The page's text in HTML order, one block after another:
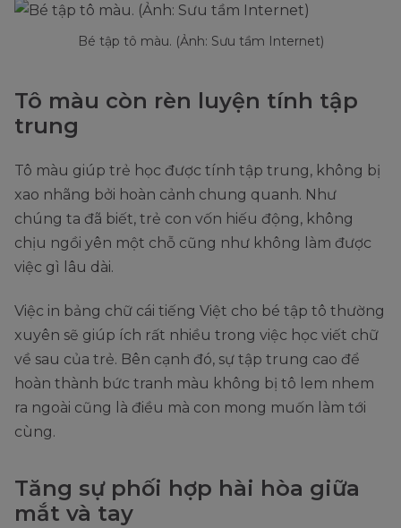
Bé tập tô màu. (Ảnh: Sưu tầm Internet)
Tô màu còn rèn luyện tính tập
trung
Tô màu giúp trẻ học được tính tập trung, không bị
xao nhãng bởi hoàn cảnh chung quanh. Như
chúng ta đã biết, trẻ con vốn hiếu động, không
chịu ngồi yên một chỗ cũng như không làm được
việc gì lâu dài.
Việc in bảng chữ cái tiếng Việt cho bé tập tô thường
xuyên sẽ giúp ích rất nhiều trong việc học viết chữ
về sau của trẻ. Bên cạnh đó, sự tập trung cao để
hoàn thành bức tranh màu không bị tô lem nhem
ra ngoài cũng là điều mà con mong muốn làm tới
cùng.
Tăng sự phối hợp hài hòa giữa
mắt và tay